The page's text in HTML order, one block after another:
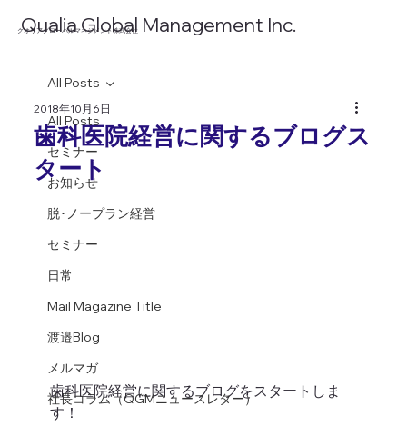
​クオリアグローバルマネジメント株式会社
​Qualia Global Management Inc.
All Posts
セミナー
お知らせ
脱･ノープラン経営
セミナー
日常
Mail Magazine Title
渡邉Blog
メルマガ
社長コラム（QGMニュースレター）
All Posts
歯科医院経営に関するブログス
タート
2018年10月6日
歯科医院経営に関するブログをスタートしま
す！